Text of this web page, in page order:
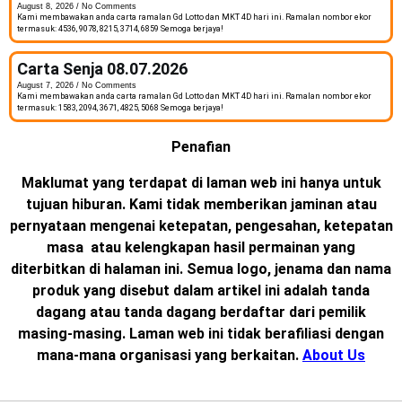
August 8, 2026
No Comments
Kami membawakan anda carta ramalan Gd Lotto dan MKT 4D hari ini. Ramalan nombor ekor
termasuk: 4536, 9078, 8215, 3714, 6859 Semoga berjaya!
Carta Senja 08.07.2026
August 7, 2026
No Comments
Kami membawakan anda carta ramalan Gd Lotto dan MKT 4D hari ini. Ramalan nombor ekor
termasuk: 1583, 2094, 3671, 4825, 5068 Semoga berjaya!
Penafian
Maklumat yang terdapat di laman web ini hanya untuk
tujuan hiburan. Kami tidak memberikan jaminan atau
pernyataan mengenai ketepatan, pengesahan, ketepatan
masa atau kelengkapan hasil permainan yang
diterbitkan di halaman ini. Semua logo, jenama dan nama
produk yang disebut dalam artikel ini adalah tanda
dagang atau tanda dagang berdaftar dari pemilik
masing-masing. Laman web ini tidak berafiliasi dengan
mana-mana organisasi yang berkaitan. About Us